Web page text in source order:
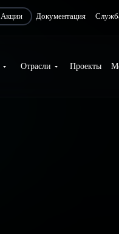
Акции Документация
Отрасли Проекты